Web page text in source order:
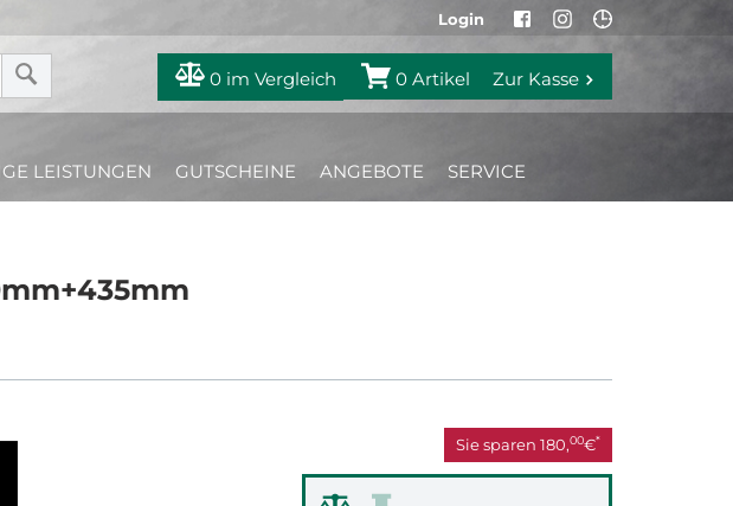
Login
0 im Vergleich 0 Artikel Zur Kasse
LEISTUNGEN GUTSCHEINE ANGEBOTE SERVICE
Sie sparen 180,00€*